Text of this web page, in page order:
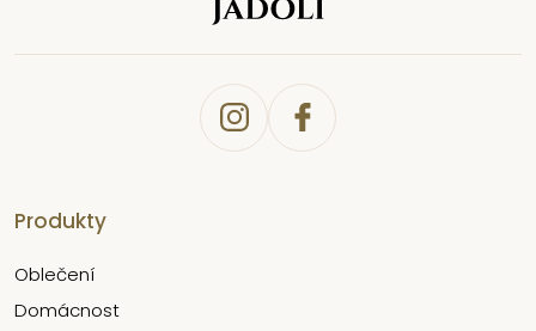
Produkty
Oblečení
Domácnost